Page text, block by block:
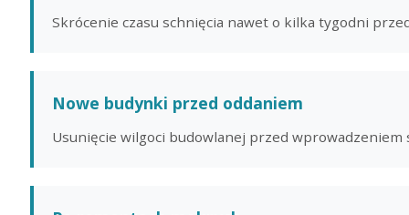
Skrócenie czasu schnięcia nawet o kilka tygodni
Nowe budynki przed oddaniem
Usunięcie wilgoci budowlanej przed wprowadzeniem